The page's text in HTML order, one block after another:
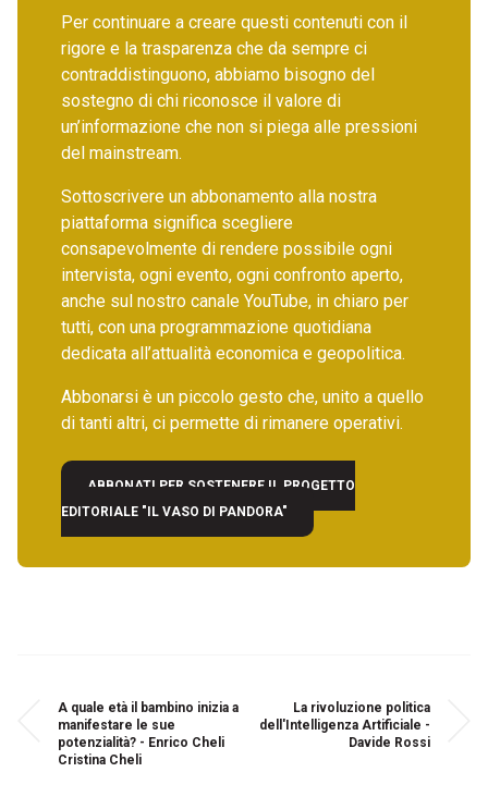
Per continuare a creare questi contenuti con il
rigore e la trasparenza che da sempre ci
contraddistinguono, abbiamo bisogno del
sostegno di chi riconosce il valore di
un’informazione che non si piega alle pressioni
del mainstream.
Sottoscrivere un abbonamento alla nostra
piattaforma significa scegliere
consapevolmente di rendere possibile ogni
intervista, ogni evento, ogni confronto aperto,
anche sul nostro canale YouTube, in chiaro per
tutti, con una programmazione quotidiana
dedicata all’attualità economica e geopolitica.
Abbonarsi è un piccolo gesto che, unito a quello
di tanti altri, ci permette di rimanere operativi.
ABBONATI PER SOSTENERE IL PROGETTO
EDITORIALE "IL VASO DI PANDORA"
A quale età il bambino inizia a
manifestare le sue
potenzialità? - Enrico Cheli
Cristina Cheli
La rivoluzione politica
dell'Intelligenza Artificiale -
Davide Rossi